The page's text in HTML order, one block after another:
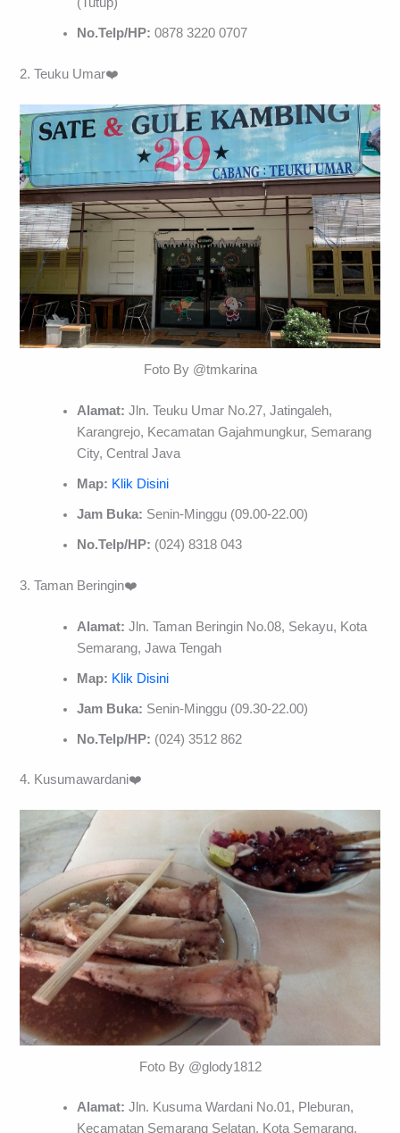
No.Telp/HP:0878 3220 0707
2. Teuku Umar❤️
Foto By @tmkarina
Alamat: Jln. Teuku Umar No.27, Jatingaleh,
Karangrejo, Kecamatan Gajahmungkur, Semarang
City, Central Java
Map: Klik Disini
Jam Buka: Senin-Minggu (09.00-22.00)
No.Telp/HP: (024) 8318 043
3. Taman Beringin❤️
Alamat: Jln. Taman Beringin No.08, Sekayu, Kota
Semarang, Jawa Tengah
Map: Klik Disini
Jam Buka: Senin-Minggu (09.30-22.00)
No.Telp/HP: (024) 3512 862
4. Kusumawardani❤️
Foto By @glody1812
Alamat: Jln. Kusuma Wardani No.01, Pleburan,
Kecamatan Semarang Selatan, Kota Semarang,